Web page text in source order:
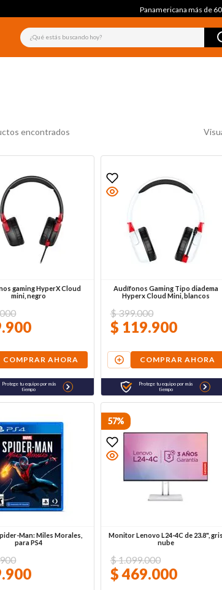
Panamericana más de
¿Qué estás buscando hoy?
encontrados
gaming HyperX Cloud
mini, negro
000
.900
COMPRAR AHORA
Protege tu equipo por más
tiempo
Audífonos Gaming Tipo diadema
Hyperx Cloud Mini, blancos
$399.000
$ 119.900
COMPRAR AHORA
Protege tu equipo por más
tiempo
Man: Miles Morales,
para PS4
900
.900
57%
Monitor Lenovo L24-4C de 23.8", gris
nube
$1.099.000
$469.000